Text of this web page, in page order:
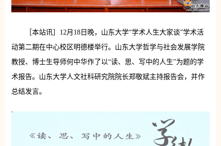
［本站讯］12月18日晚，山东大学“学术人生大家谈”学术活
动第二期在中心校区明德楼举行。山东大学哲学与社会发展学院
教授、博士生导师何中华作了以“读、思、写中的人生”为题的学
术报告。山东大学人文社科研究院院长郑敬斌主持报告会，并作
总结发言。